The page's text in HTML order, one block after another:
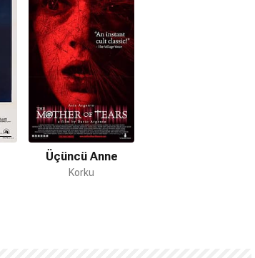
Üçüncü Anne
Korku